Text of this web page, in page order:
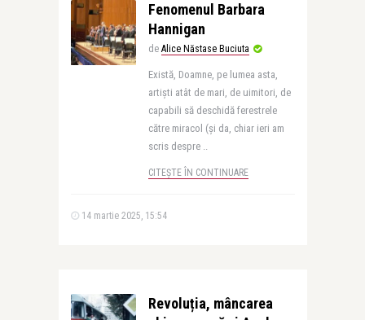
Fenomenul Barbara
Hannigan
de Alice Năstase Buciuta
Există, Doamne, pe lumea asta,
artiști atât de mari, de uimitori, de
capabili să deschidă ferestrele
către miracol (și da, chiar ieri am
scris despre ..
CITEȘTE ÎN CONTINUARE
14 martie 2025, 15:54
Revoluția, mâncarea